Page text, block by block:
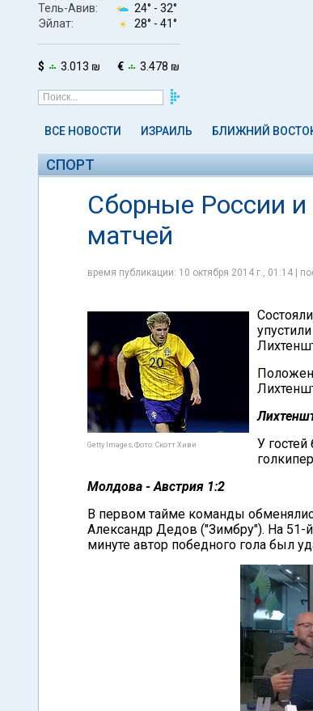
Тель-Авив:
24° - 32°
Эйлат:
28° - 41°
$ 3.013 ₪ € 3.478 ₪
ВСЕ НОВОСТИ ИЗРАИЛЬ БЛИЖНИЙ
СПОРТ
Сборные России
матчей
время публикации: 10 октября 2014 г., 01:14 |
Getty Images, Фото: Скотт Хиви
У
Молдова - Австрия 1:2
В первом тайме команды
Александр Дедов ("Зимбру"). На 51-
минуте автор победного гола был